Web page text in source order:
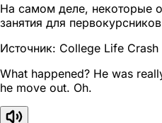
На самом деле, некоторые
занятия для
Источник: College Life Crash
What happened? He was
he move out. Oh.